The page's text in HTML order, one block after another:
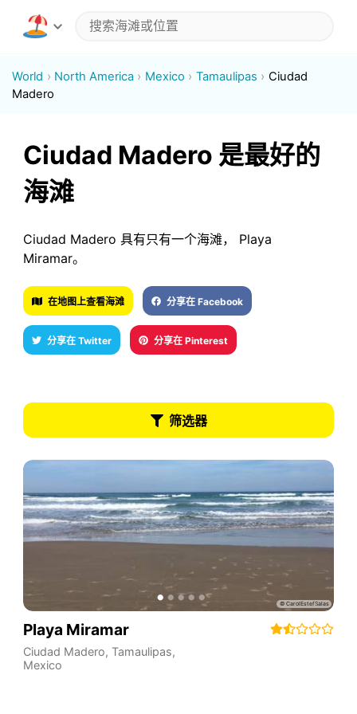
World North America Mexico Tamaulipas
Ciudad
Madero
Ciudad Madero 是最好的
海滩
Ciudad Madero 具有只有一个海滩， Playa
Miramar。
在地图上查看海滩 分享在 Facebook
分享在 Twitter 分享在 Pinterest
筛选器
Playa Miramar
Ciudad Madero, Tamaulipas,
Mexico